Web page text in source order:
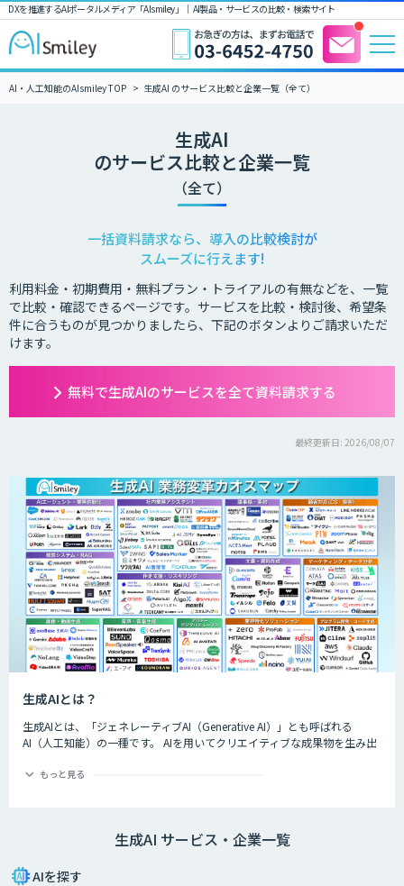
DXを推進するAIポータルメディア「AIsmiley」｜ AI製品・サービスの比較・検索サイト
AI・人工知能のAIsmiley TOP 生成AI のサービス比較と企業一覧（全て）
生成AI
のサービス比較と企業一覧
（全て）
一括資料請求なら、導入の比較検討が
スムーズに行えます!
利用料金・初期費用・無料プラン・トライアルの有無などを、一覧
で比較・確認できるページです。サービスを比較・検討後、希望条
件に合うものが見つかりましたら、下記のボタンよりご請求いただ
けます。
無料で生成AIのサービスを全て資料請求する
最終更新日: 2026/08/07
生成AIとは？
生成AIとは、「ジェネレーティブAI（Generative AI）」とも呼ばれる
AI（人工知能）の一種です。 AIを用いてクリエイティブな成果物を生み出
グラムのコード、文章など多岐にわたります。
もっと見る
生成AI サービス・企業一覧
AIを探す